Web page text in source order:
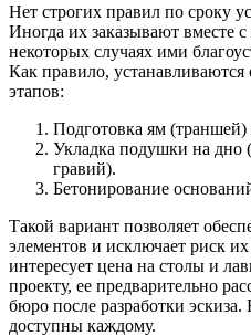
Нет строгих правил по сроку
Иногда их заказывают вместе
некоторых случаях ими
Как правило, устанавливаются
этапов:
Подготовка ям
Укладка подушки на дно
гравий).
Бетонирование
Такой вариант позволяет
элементов и исключает риск
интересует цена на столы и
проекту, ее предварительно
бюро после разработки
доступны каждому.